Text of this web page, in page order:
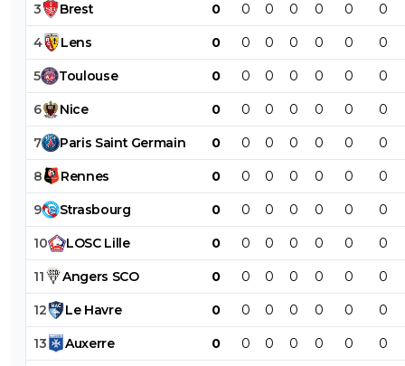
3 Brest 0 0 0 0 0 0 0
4 Lens 0 0 0 0 0 0 0
5 Toulouse 0 0 0 0 0 0 0
6 Nice 0 0 0 0 0 0 0
7 Paris Saint Germain 0 0 0 0 0 0 0
8 Rennes 0 0 0 0 0 0 0
9 Strasbourg 0 0 0 0 0 0 0
10 LOSC Lille 0 0 0 0 0 0 0
11 Angers SCO 0 0 0 0 0 0 0
12 Le Havre 0 0 0 0 0 0 0
13 Auxerre 0 0 0 0 0 0 0